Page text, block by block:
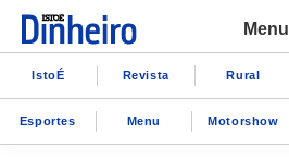
Menu
IstoÉ Revista Rural
Esportes Menu Motorshow